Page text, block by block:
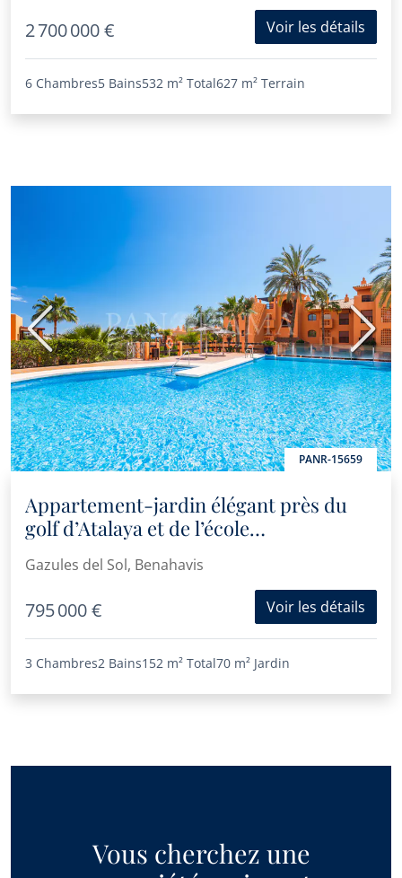
2 700 000 € Voir les détails
6 Chambres5 Bains532 m² Total627 m² Terrain
PANR-15659
Précédent
Appartement-jardin élégant près du
golf d’Atalaya et de l’école
internationale
Gazules del Sol, Benahavis
795 000 € Voir les détails
3 Chambres2 Bains152 m² Total70 m² Jardin
Vous cherchez une